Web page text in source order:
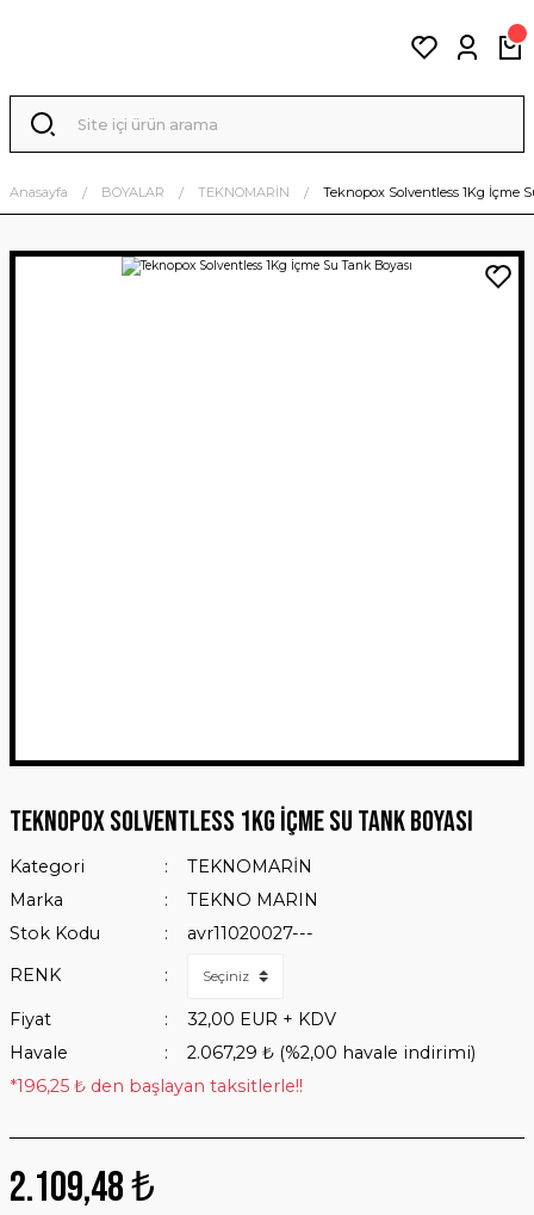
Anasayfa BOYALAR TEKNOMARİN Teknopox Solventless 1Kg İçme
Teknopox Solventless 1Kg İçme Su Tank Boyası
Kategori
TEKNOMARİN
Marka
TEKNO MARIN
Stok Kodu
avr11020027---
RENK
Fiyat
32,00 EUR + KDV
Havale
2.067,29 ₺ (%2,00 havale indirimi)
*196,25 ₺ den başlayan taksitlerle!!
2.109,48 ₺